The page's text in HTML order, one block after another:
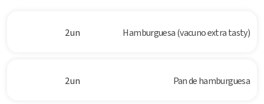
2 un Hamburguesa (vacuno extra tasty)
2 un Pan de hamburguesa